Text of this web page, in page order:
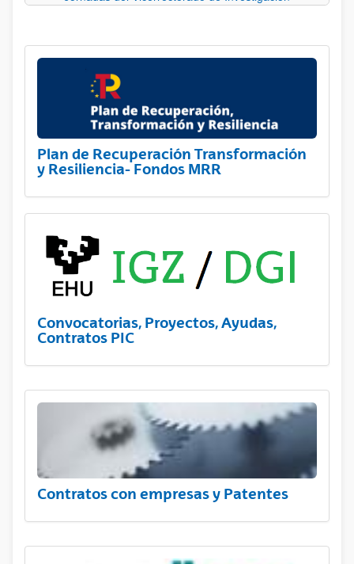
Plan de Recuperación Transformación
y Resiliencia- Fondos MRR
Convocatorias, Proyectos, Ayudas,
Contratos PIC
Contratos con empresas y Patentes